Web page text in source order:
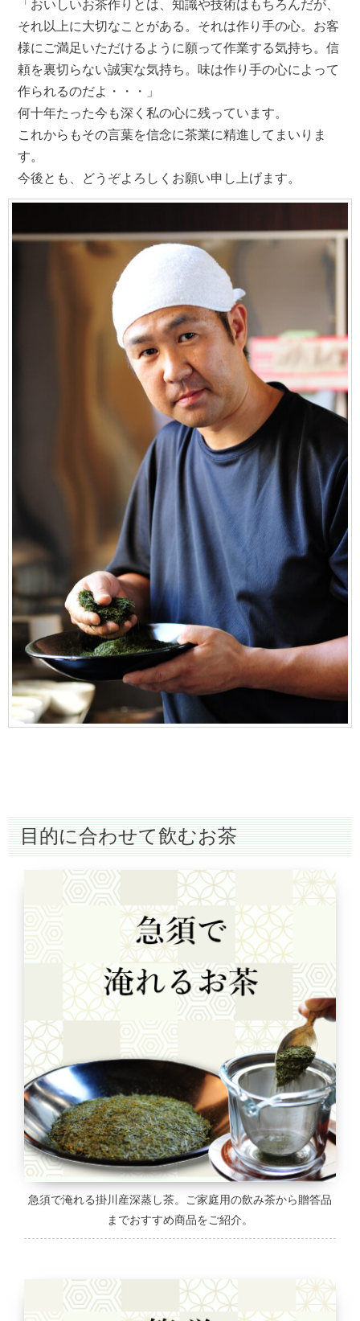
「おいしいお茶作りとは、知識や技術はもちろんだが、
それ以上に大切なことがある。それは作り手の心。お客
様にご満足いただけるように願って作業する気持ち。信
頼を裏切らない誠実な気持ち。味は作り手の心によって
作られるのだよ・・・」
何十年たった今も深く私の心に残っています。
これからもその言葉を信念に茶業に精進してまいりま
す。
今後とも、どうぞよろしくお願い申し上げます。
目的に合わせて飲むお茶
急須で淹れる掛川産深蒸し茶。ご家庭用の飲み茶から贈答品
までおすすめ商品をご紹介。